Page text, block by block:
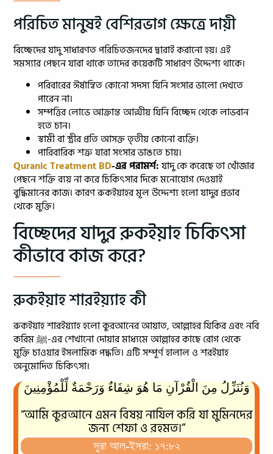
পরিচিত মানুষই বেশিরভাগ ক্ষেত্রে দায়ী
বিচ্ছেদের যাদু সাধারণত পরিচিতজনদের দ্বারাই করানো হয়। এই
সমস্যার পেছনে যারা থাকে তাদের কয়েকটি সাধারণ উদ্দেশ্য থাকে।
পরিবারের ঈর্ষান্বিত কোনো সদস্য যিনি সংসার ভালো দেখতে
পারেন না।
সম্পত্তির লোভে আক্রান্ত আত্মীয় যিনি বিচ্ছেদ থেকে লাভবান
হতে চান।
স্বামী বা স্ত্রীর প্রতি আসক্ত তৃতীয় কোনো ব্যক্তি।
পারিবারিক শত্রু যারা সংসার ভাঙতে চায়।
Quranic Treatment BD-এর পরামর্শ:যাদু কে করেছে তা খোঁজার
পেছনে শক্তি ব্যয় না করে চিকিৎসার দিকে মনোযোগ দেওয়াই
বুদ্ধিমানের কাজ। কারণ রুকইয়াহর মূল উদ্দেশ্য হলো যাদুর প্রভাব
থেকে মুক্তি।
বিচ্ছেদের যাদুর রুকইয়াহ চিকিৎসা
কীভাবে কাজ করে?
রুকইয়াহ শারইয়্যাহ কী
রুকইয়াহ শারইয়্যাহ হলো কুরআনের আয়াত, আল্লাহর যিকির এবং নবি
করিম ﷺ-এর শেখানো দোয়ার মাধ্যমে আল্লাহর কাছে রোগ থেকে
মুক্তি চাওয়ার ইসলামিক পদ্ধতি। এটি সম্পূর্ণ হালাল ও শরইয়াহ
অনুমোদিত চিকিৎসা।
وَنُنَزِّلُ مِنَ الْقُرْآنِ مَا هُوَ شِفَاءٌ وَرَحْمَةٌ لِّلْمُؤْمِنِينَ
“আমি কুরআনে এমন বিষয় নাযিল করি যা মুমিনদের
জন্য শেফা ও রহমত।”
সুরা আল-ইসরা: ১৭:৮২